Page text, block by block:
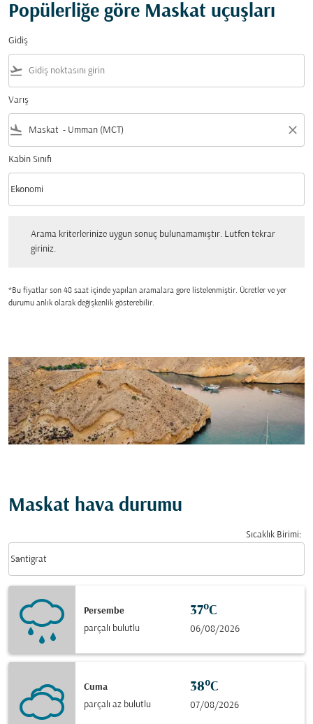
Popülerliğe göre Maskat uçuşları
Gidiş
flight_takeoff
Varış
flight_land close
Kabin Sınıfı
Kabin Sınıfı option Ekonomi Selected
Ekonomi
keyboard_arrow_down
Arama kriterlerinize uygun sonuç bulunamamıştır. Lutfen tekrar
giriniz.
*Bu fiyatlar son 48 saat içinde yapılan aramalara gore listelenmiştir. Ücretler ve yer
durumu anlık olarak değişkenlik gösterebilir.
Maskat hava durumu
Sıcaklık Birimi:
Santigrat
keyboard_arrow_down
Persembe
parçalı bulutlu
37°C
06/08/2026
Cuma
parçalı az bulutlu
38°C
07/08/2026